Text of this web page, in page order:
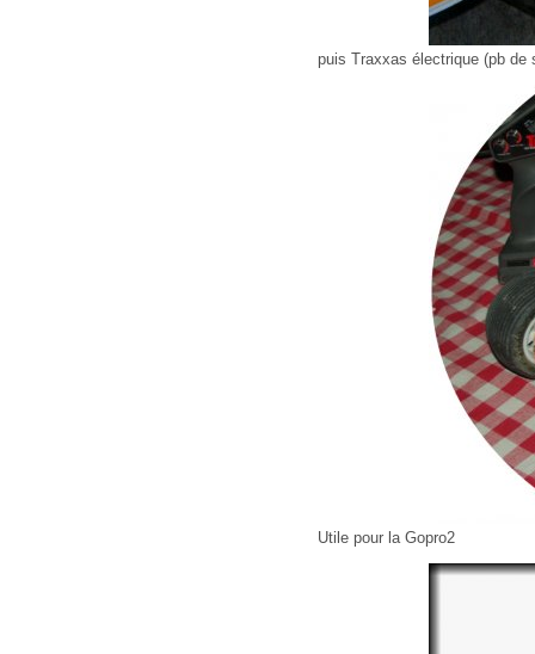
puis Traxxas électrique (pb de
Utile pour la Gopro2